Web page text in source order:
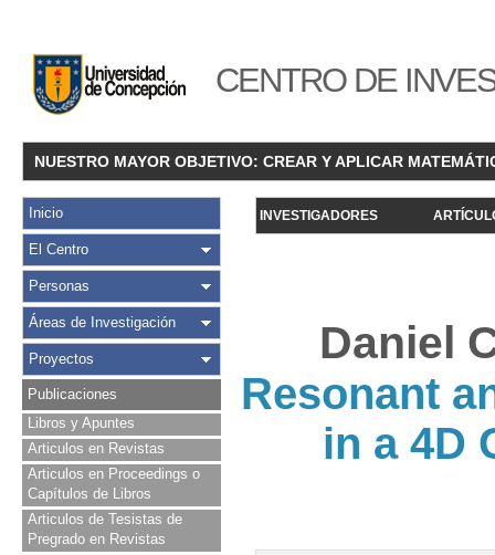
CENTRO DE
NUESTRO MAYOR OBJETIVO: CREAR Y APLICAR
Inicio
El Centro
Personas
Áreas de Investigación
Proyectos
Publicaciones
Libros y Apuntes
Articulos en Revistas
Articulos en Proceedings o
Capítulos de Libros
Articulos de Tesistas de
Pregrado en Revistas
INVESTIGADORES
Daniel
Resonant
in a 4D